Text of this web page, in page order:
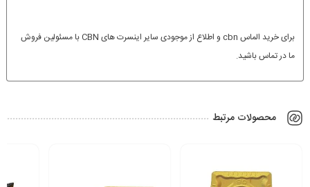
برای خرید الماس cbn و اطلاع از موجودی سایر اینسرت های CBN با مسئولین فروش
ما در تماس باشید.
محصولات مرتبط